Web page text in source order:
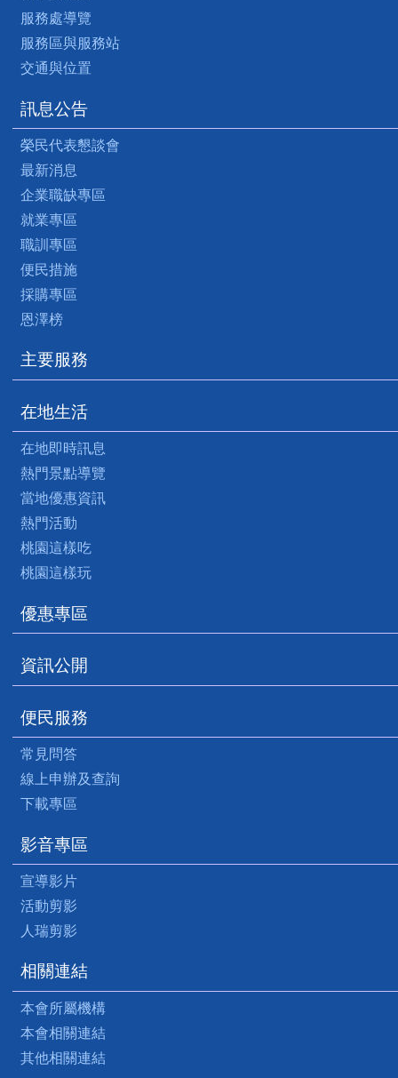
服務處導覽
服務區與服務站
交通與位置
訊息公告
榮民代表懇談會
最新消息
企業職缺專區
就業專區
職訓專區
便民措施
採購專區
恩澤榜
主要服務
在地生活
在地即時訊息
熱門景點導覽
當地優惠資訊
熱門活動
桃園這樣吃
桃園這樣玩
優惠專區
資訊公開
便民服務
常見問答
線上申辦及查詢
下載專區
影音專區
宣導影片
活動剪影
人瑞剪影
相關連結
本會所屬機構
本會相關連結
其他相關連結